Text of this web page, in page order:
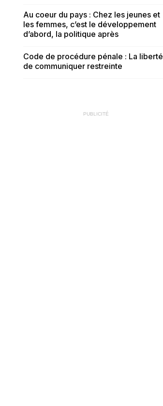
Au coeur du pays : Chez les jeunes et
les femmes, c’est le développement
d’abord, la politique après
Code de procédure pénale : La liberté
de communiquer restreinte
PUBLICITÉ